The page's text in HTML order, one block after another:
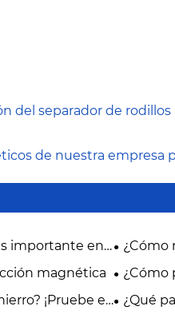
del separador de
de nuestra empresa
importante en
moderno?
¿Cómo
pureza
magnética
¿Cómo
hierro
¡Pruebe el
¿Qué